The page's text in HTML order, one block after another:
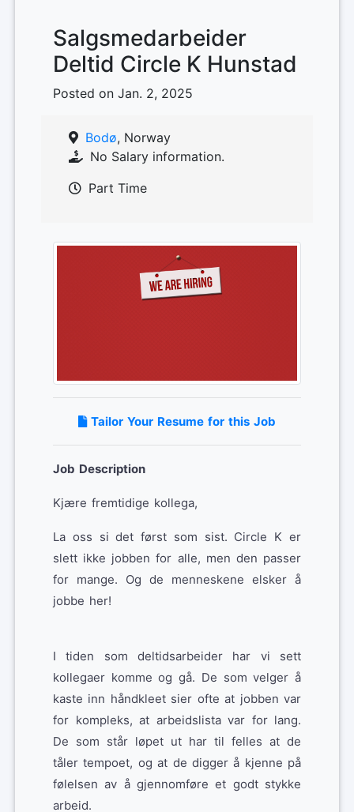
Salgsmedarbeider
Deltid Circle K Hunstad
Posted on Jan. 2, 2025
Bodø, Norway
No Salary information.
Part Time
Tailor Your Resume for this Job
Job Description
Kjære fremtidige kollega,
La oss si det først som sist. Circle K er
slett ikke jobben for alle, men den passer
for mange. Og de menneskene elsker å
jobbe her!
I tiden som deltidsarbeider har vi sett
kollegaer komme og gå. De som velger å
kaste inn håndkleet sier ofte at jobben var
for kompleks, at arbeidslista var for lang.
De som står løpet ut har til felles at de
tåler tempoet, og at de digger å kjenne på
følelsen av å gjennomføre et godt stykke
arbeid.